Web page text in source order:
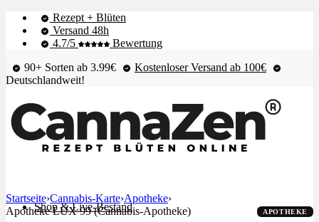
Rezept + Blüten
Versand 48h
4.7/5
Bewertung
90+ Sorten ab 3.99€
Kostenloser Versand ab 100€
Deutschlandweit!
Shop & Live-Bestand
Startseite›Cannabis-Karte›Apotheke›
Apotheke LUX 99 (Cannabis-Apotheke)
APOTHEKE